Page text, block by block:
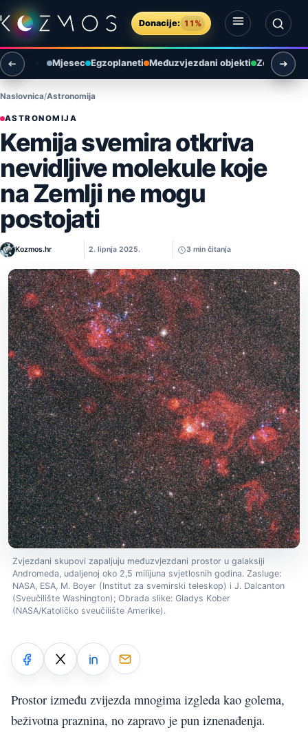
Preskoči na sadržaj
Donacije: 11%
Otvori izbornik
Otvori pretragu
Mjesec Egzoplaneti Međuzvjezdani objekti Zemlja i
Naslovnica Astronomija
ASTRONOMIJA
Kemija svemira otkriva
nevidljive molekule koje
na Zemlji ne mogu
postojati
Kozmos.hr 2. lipnja 2025. 3 min čitanja
Zvjezdani skupovi zapaljuju međuzvjezdani prostor u galaksiji
Andromeda, udaljenoj oko 2,5 milijuna svjetlosnih godina. Zasluge:
NASA, ESA, M. Boyer (Institut za svemirski teleskop) i J. Dalcanton
(Sveučilište Washington); Obrada slike: Gladys Kober
(NASA/Katoličko sveučilište Amerike).
Prostor između zvijezda mnogima izgleda kao golema,
beživotna praznina, no zapravo je pun iznenađenja.